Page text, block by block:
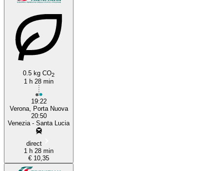
Verona
0.5 kg CO2
1 h 28 min
19:22
Verona, Porta Nuova
20:50
Venezia - Santa Lucia
direct
1 h 28 min
€ 10,35